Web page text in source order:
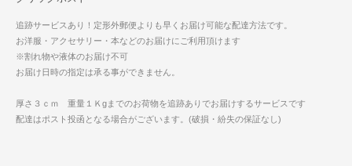
追跡サービスあり！定形外郵便よりも早くお届け可能な配達方法です。
お洋服・アクセサリー・本などのお届けにご利用頂けます
※割れ物や液体のお届け不可
お届け日時の指定は承る事ができません。
厚さ３ｃｍ 重量１Ｋgまでのお荷物を追跡ありでお届けするサービスです
配達はポスト投函となる場合がございます。(破損・紛失の保証なし)